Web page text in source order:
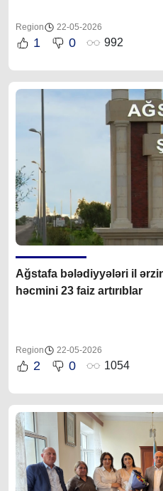
Region 22-05-2026
1 0 992
Ağstafa bələdiyyələri il
həcmini 23 faiz artırıblar
Region 22-05-2026
2 0 1054